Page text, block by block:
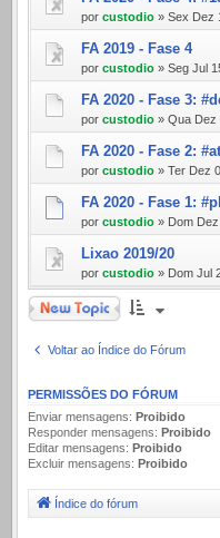
por custodio » Sex Dez
FA 2019 - Fase 4
por custodio » Seg Jul
FA 2020 - Fase 3:
por custodio » Qua Dez
FA 2020 - Fase 2:
por custodio » Ter Dez
FA 2020 - Fase 1:
por custodio » Dom
Lixao 2019/20
por custodio » Dom Jul
Novo Tópico
Voltar ao Índice do Fórum
PERMISSÕES DO FÓRUM
Enviar mensagens: Proibido
Responder mensagens: Proibido
Editar mensagens: Proibido
Excluir mensagens: Proibido
Índice do fórum